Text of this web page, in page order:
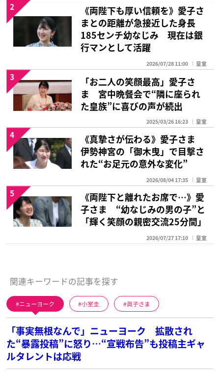
《両陛下も厚い信頼を》愛子さ
まとの距離が急接近した身長
185センチ幼なじみ 現在は銀
行マンとして活躍
2026/07/28 11:00 皇室
2
「お二人の笑顔最高」愛子さ
ま 宮中晩餐会で“隣に座られ
た皇族”に喜びの声が続出
2025/03/26 16:23 皇室
3
《真摯さが伝わる》愛子さま
伊勢神宮の「御木曳」で目撃さ
れた“お足元の意外な変化”
2026/08/04 17:35 皇室
4
《両陛下と離れたお席で…》愛
子さま “幼なじみの男の子”と
「輝く笑顔の親密交流25分間」
2026/07/27 17:10 皇室
5
関連キーワードの記事を探す
ニューヨーク 小室圭 眞子さま
「事実無根なんで」ニューヨーク 拡散され
た“暴露投稿”に怒り…“宣戦布告”も投稿主ギャ
ルタレントは応戦